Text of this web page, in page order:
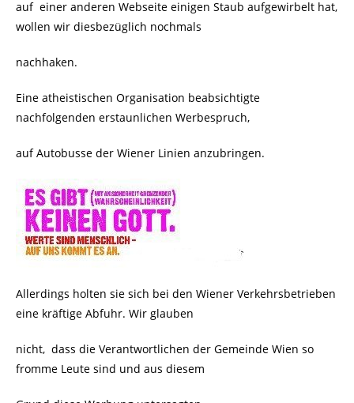
auf einer anderen Webseite einigen Staub aufgewirbelt hat,
wollen wir diesbezüglich nochmals
nachhaken.
Eine atheistischen Organisation beabsichtigte
nachfolgenden erstaunlichen Werbespruch,
auf Autobusse der Wiener Linien anzubringen.
Allerdings holten sie sich bei den Wiener Verkehrsbetrieben
eine kräftige Abfuhr. Wir glauben
nicht, dass die Verantwortlichen der Gemeinde Wien so
fromme Leute sind und aus diesem